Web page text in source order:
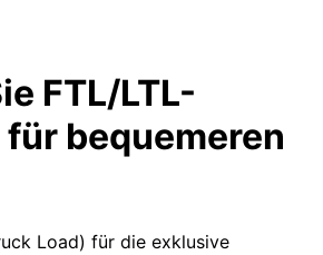
FTL/LTL-
bequemeren
Load) für die exklusive